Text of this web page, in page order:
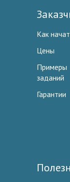
Как
Цены
Примеры
заданий
Гарантии